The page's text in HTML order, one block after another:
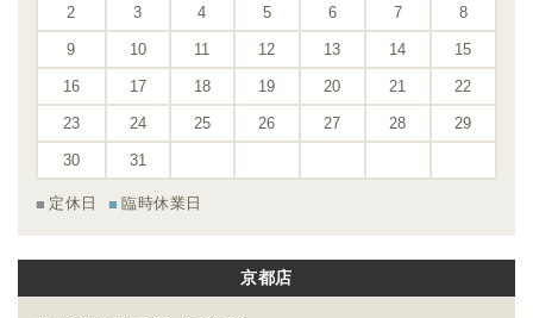
2 3 4 5 6 7 8
9 10 11 12 13 14 15
16 17 18 19 20 21 22
23 24 25 26 27 28 29
30 31
定休日 臨時休業日
京都店